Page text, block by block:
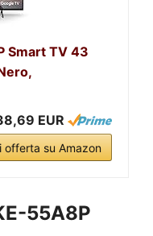
Smart TV 43
EUR
offerta su Amazon
55A8P